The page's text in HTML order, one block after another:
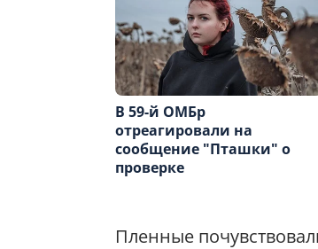
В 59-й ОМБр
отреагировали на
сообщение "Пташки" о
проверке
Пленные